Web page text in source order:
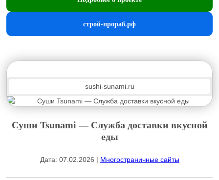
строй-прораб.рф
sushi-sunami.ru
Суши Tsunami — Служба доставки вкусной
еды
Дата: 07.02.2026 | Многостраничные сайты